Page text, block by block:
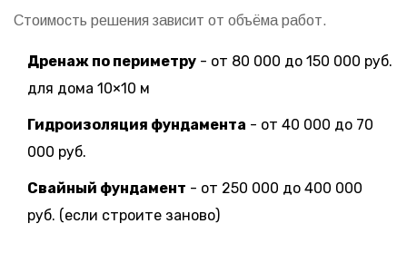
Стоимость решения зависит от объёма работ.
Дренаж по периметру - от 80 000 до 150 000 руб.
для дома 10×10 м
Гидроизоляция фундамента - от 40 000 до 70
000 руб.
Свайный фундамент - от 250 000 до 400 000
руб. (если строите заново)